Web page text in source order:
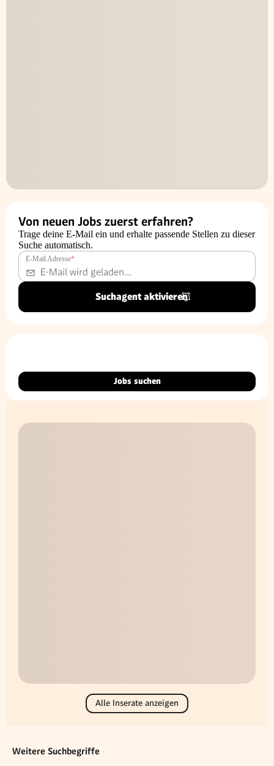
Von neuen Jobs zuerst erfahren?
Trage deine E-Mail ein und erhalte passende Stellen zu dieser
Suche automatisch.
E-Mail Adresse*
Suchagent aktivieren
Jobs suchen
Alle Inserate anzeigen
Weitere Suchbegriffe